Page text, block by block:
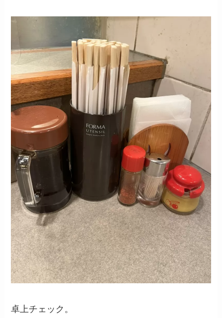
卓上チェック。